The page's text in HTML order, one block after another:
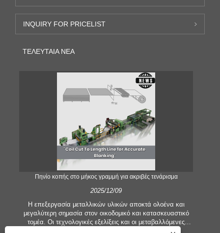
INQUIRY FOR PRICELIST
ΤΕΛΕΥΤΑΊΑ ΝΈΑ
Πηνίο κοπής στο μήκος γραμμή για ακριβές τενάρισμα
2025/12/09
Η επεξεργασία μεταλλικών υλικών αποκτά ολοένα και
μεγαλύτερη σημασία στον οικοδομικό και κατασκευαστικό
τομέα. Οι τεχνολογικές εξελίξεις και οι μεταβαλλόμενες
προσδοκίες των πελατών αναγκάζουν τις εταιρείες να